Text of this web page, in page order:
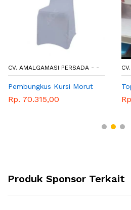
CV. AMALGAMASI PERSADA - -
Pembungkus Kursi Morut
Rp. 70.315,00
Produk Sponsor Terkait